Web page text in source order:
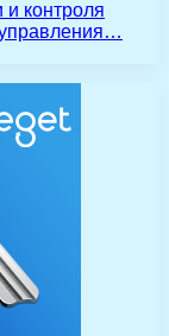
и контроля